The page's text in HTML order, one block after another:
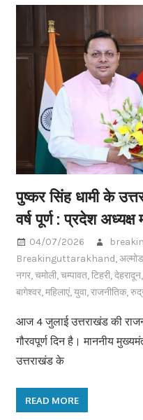
पुष्कर सिंह धामी के
वर्ष पूर्ण : प्रदेश
04/07/2026
Breakinguttarakhand,
नगर,चमोली,चम्पावत,टिहरी,देहरादून,
बागेश्वर,महिलाएं,युवा,राजनीतिक,
आज 4 जुलाई उत्तराखंड की
गौरवपूर्ण दिन है। माननीय
उत्तराखंड के
READ MORE